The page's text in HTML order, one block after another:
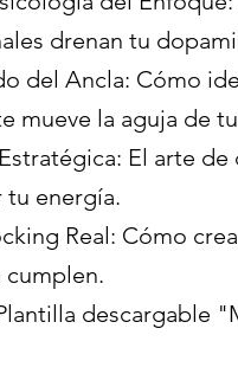
drenan tu
del Ancla: Cómo
mueve la aguja de
El arte
energía.
Real: Cómo
cumplen.
descargable